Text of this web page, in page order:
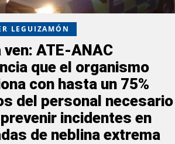
LEGUIZAMÓN
ven: ATE-ANAC
que el organismo
con hasta un 75%
del personal necesario
incidentes en
de neblina extrema